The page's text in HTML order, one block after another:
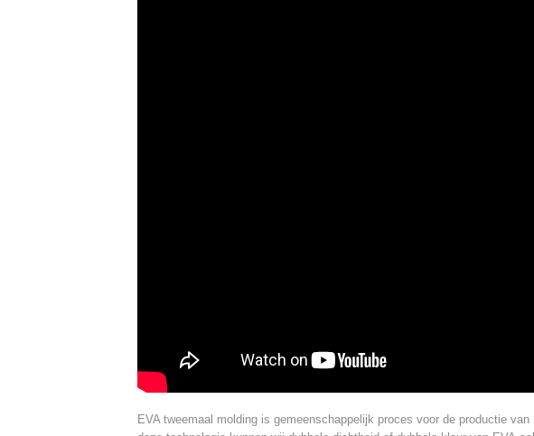
EVA tweemaal molding is gemeenschappelijk proces voor de productie